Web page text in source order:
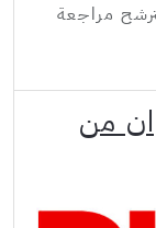
مراجعة
من